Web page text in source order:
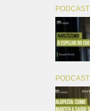
PODCAST
PODCAST